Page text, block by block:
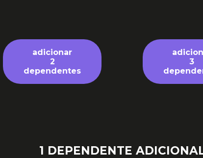
adicionar
2
dependentes
3
1 DEPENDENTE